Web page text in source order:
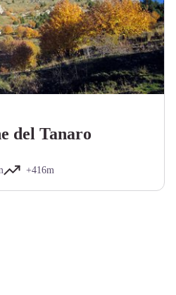
- Gabriele Gallo
del Tanaro
+416m